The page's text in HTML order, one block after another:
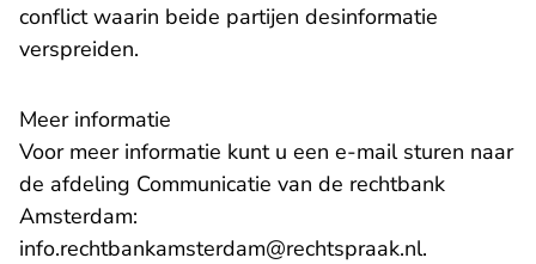
conflict waarin beide partijen desinformatie
verspreiden.
Meer informatie
Voor meer informatie kunt u een e-mail sturen naar
de afdeling Communicatie van de rechtbank
Amsterdam:
info.rechtbankamsterdam@rechtspraak.nl- U verlaat
.